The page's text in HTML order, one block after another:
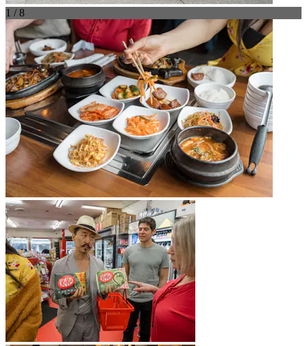
1 / 8